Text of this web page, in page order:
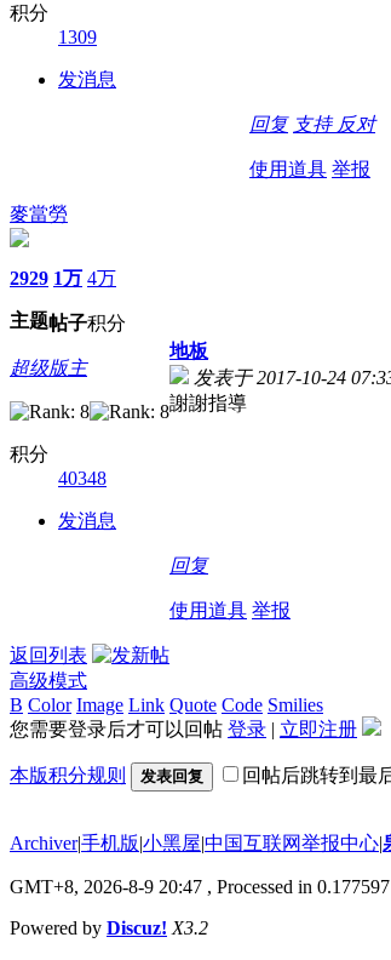
积分
1309
发消息
回复 支持 反对
使用道具 举报
麥當勞
2929
主题
1万
帖子
4万
积分
超级版主
积分
40348
发消息
地板
发表于 2017-10-24
謝謝指導
回复
使用道具 举报
返回列表
高级模式
B Color Image Link Quote Code Smilies
您需要登录后才可以回帖 登录 | 立即注册
本版积分规则 发表回复 回帖后跳转到最
Archiver|手机版|小黑屋|中国互联网举报中心|
GMT+8, 2026-8-9 20:47 , Processed in
Powered by Discuz! X3.2